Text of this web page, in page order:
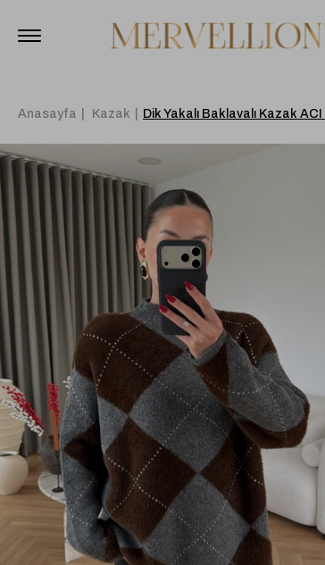
Anasayfa Kazak Dik Yakalı Baklavalı Kazak ACI